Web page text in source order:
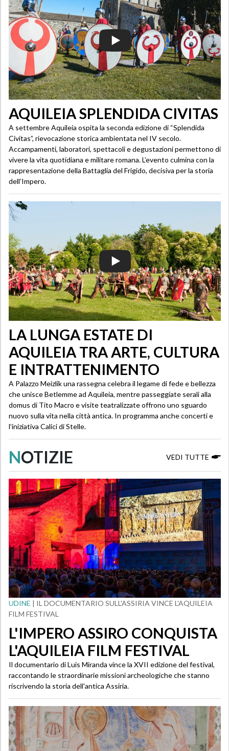
AQUILEIA SPLENDIDA CIVITAS
A settembre Aquileia ospita la seconda edizione di “Splendida
Civitas”, rievocazione storica ambientata nel IV secolo.
Accampamenti, laboratori, spettacoli e degustazioni permettono di
vivere la vita quotidiana e militare romana. L’evento culmina con la
rappresentazione della Battaglia del Frigido, decisiva per la storia
dell’Impero.
LA LUNGA ESTATE DI
AQUILEIA TRA ARTE, CULTURA
E INTRATTENIMENTO
A Palazzo Meizlik una rassegna celebra il legame di fede e bellezza
che unisce Betlemme ad Aquileia, mentre passeggiate serali alla
domus di Tito Macro e visite teatralizzate offrono uno sguardo
nuovo sulla vita nella città antica. In programma anche concerti e
l’iniziativa Calici di Stelle.
NOTIZIE VEDI TUTTE
UDINE | IL DOCUMENTARIO SULL'ASSIRIA VINCE L'AQUILEIA
FILM FESTIVAL
L'IMPERO ASSIRO CONQUISTA
L'AQUILEIA FILM FESTIVAL
Il documentario di Luis Miranda vince la XVII edizione del festival,
raccontando le straordinarie missioni archeologiche che stanno
riscrivendo la storia dell'antica Assiria.